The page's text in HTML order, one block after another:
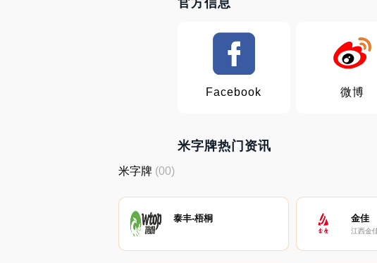
官方信息
Facebook 微博
米字牌热门资讯
米字牌 (00)
泰丰-梧桐 金佳
江西金